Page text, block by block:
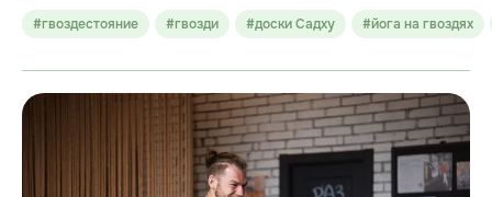
#гвоздестояние #гвозди #доски Садху #йога на гвоздях